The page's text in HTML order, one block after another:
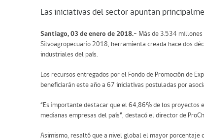
Las iniciativas del sector apuntan
Santiago, 03 de enero de 2018.– Más de 3.534
Silvoagropecuario 2018, herramienta creada hace dos
industriales del país.
Los recursos entregados por el Fondo de Promoción de
beneficiarán este año a 67 iniciativas postuladas por
“Es importante destacar que el 64,86% de los proyectos
medianas empresas del país”, destacó el director de
Asimismo, resaltó que a nivel global el mayor porcentaje